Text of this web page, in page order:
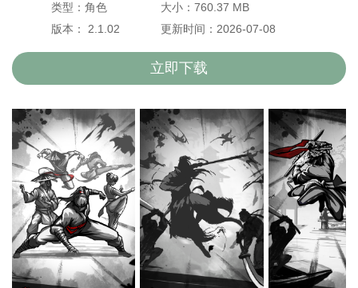
类型：角色
大小：760.37 MB
版本： 2.1.02
更新时间：2026-07-08
立即下载